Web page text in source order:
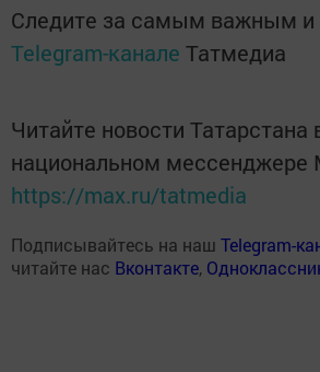
Следите за самым важным и
Telegram-канале Татмедиа
Читайте новости Татарстана
национальном мессенджере
https://max.ru/tatmedia
Подписывайтесь на наш Telegram-
читайте нас Вконтакте,